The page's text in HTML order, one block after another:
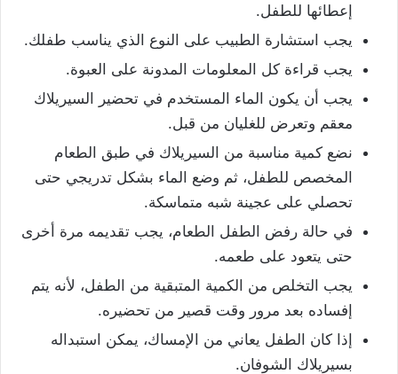
إعطائها للطفل.
يجب استشارة الطبيب على النوع الذي يناسب طفلك.
يجب قراءة كل المعلومات المدونة على العبوة.
يجب أن يكون الماء المستخدم في تحضير السيريلاك
معقم وتعرض للغليان من قبل.
نضع كمية مناسبة من السيريلاك في طبق الطعام
المخصص للطفل، ثم وضع الماء بشكل تدريجي حتى
تحصلي على عجينة شبه متماسكة.
في حالة رفض الطفل الطعام، يجب تقديمه مرة أخرى
حتى يتعود على طعمه.
يجب التخلص من الكمية المتبقية من الطفل، لأنه يتم
إفساده بعد مرور وقت قصير من تحضيره.
إذا كان الطفل يعاني من الإمساك، يمكن استبداله
بسيريلاك الشوفان.